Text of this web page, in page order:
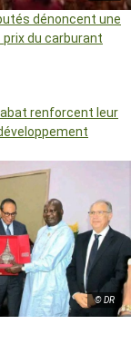
dénoncent une
du carburant
renforcent leur
© DR